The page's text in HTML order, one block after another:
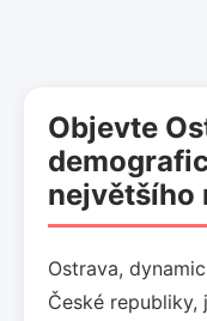
Objevte
největšího
Ostrava,
České